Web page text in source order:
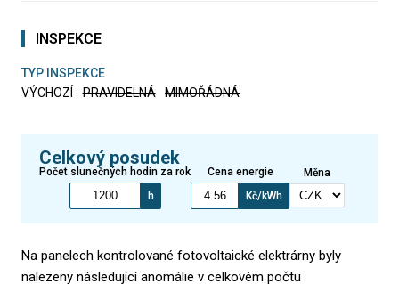
INSPEKCE
TYP INSPEKCE
VÝCHOZÍ
PRAVIDELNÁ MIMOŘÁDNÁ
Celkový posudek
Počet slunečných hodin za rok
h
Cena energie
Kč/kWh
Měna
Na panelech kontrolované fotovoltaické elektrárny byly
nalezeny následující anomálie v celkovém počtu